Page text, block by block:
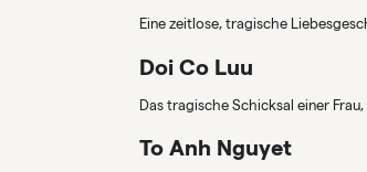
Eine zeitlose, tragische
Doi Co Luu
Das tragische Schicksal einer
To Anh Nguyet